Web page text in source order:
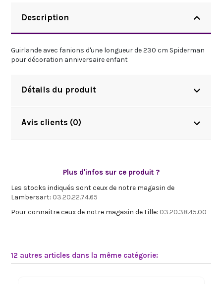
Description
Guirlande avec fanions d'une longueur de 230 cm Spiderman
pour décoration anniversaire enfant
Détails du produit
Avis clients (0)
Plus d'infos sur ce produit ?
Les stocks indiqués sont ceux de notre magasin de
Lambersart: 03.20.22.74.65
Pour connaitre ceux de notre magasin de Lille: 03.20.38.45.00
12 autres articles dans la même catégorie: